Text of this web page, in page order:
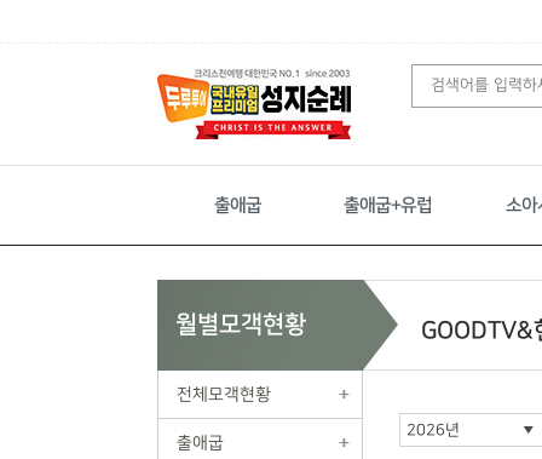
출애굽 출애굽+유럽 소아
월별모객현황
전체모객현황
출애굽
GOODTV&